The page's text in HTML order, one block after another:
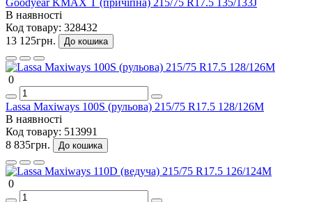
В наявності
Код товару: 328432
13 125грн.
До кошика
0
Lassa Maxiways 100S (рульова) 215/75 R17.5 128/126M
В наявності
Код товару: 513991
8 835грн.
До кошика
0